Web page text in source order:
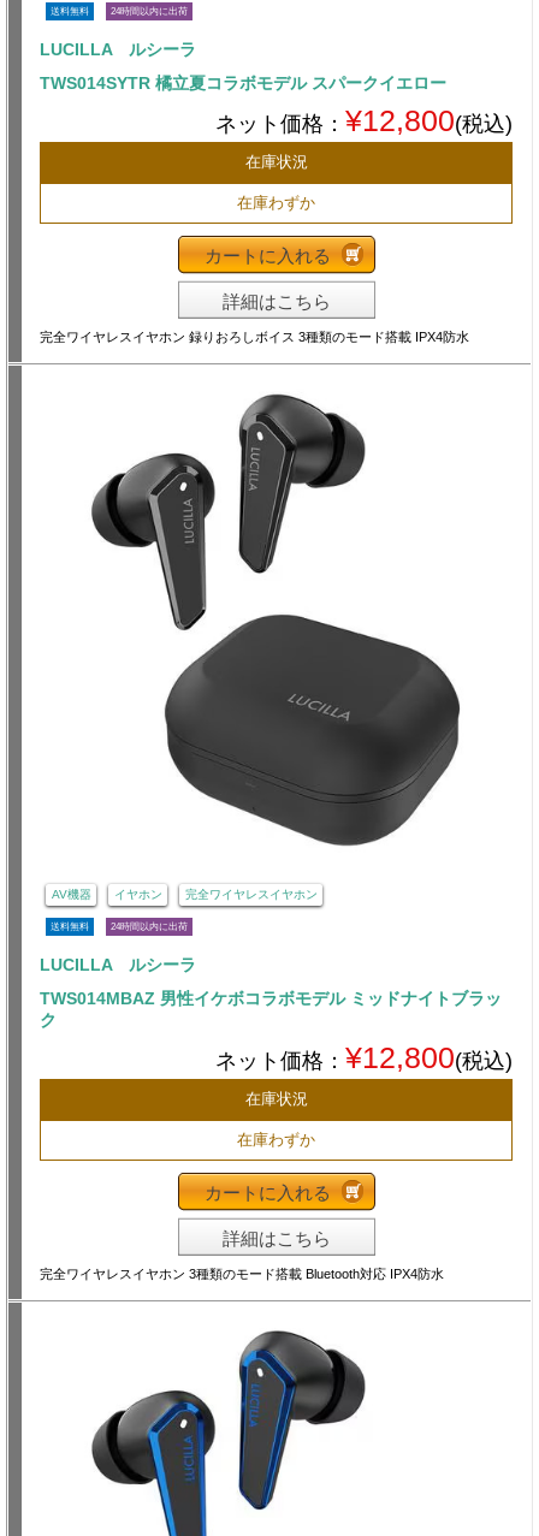
送料無料 24時間以内に出荷
LUCILLA ルシーラ
TWS014SYTR 橘立夏コラボモデル スパークイエロー
ネット価格： ¥12,800(税込)
在庫状況
在庫わずか
カートに入れる
詳細はこちら
完全ワイヤレスイヤホン 録りおろしボイス 3種類のモード搭載 IPX4防水
AV機器 イヤホン 完全ワイヤレスイヤホン
送料無料 24時間以内に出荷
LUCILLA ルシーラ
TWS014MBAZ 男性イケボコラボモデル ミッドナイトブラッ
ク
ネット価格： ¥12,800(税込)
在庫状況
在庫わずか
カートに入れる
詳細はこちら
完全ワイヤレスイヤホン 3種類のモード搭載 Bluetooth対応 IPX4防水